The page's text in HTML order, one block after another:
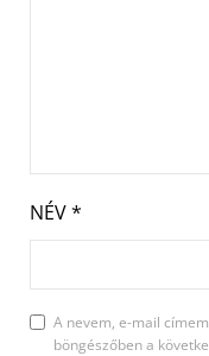
NÉV*
A nevem, e-mail
böngészőben a